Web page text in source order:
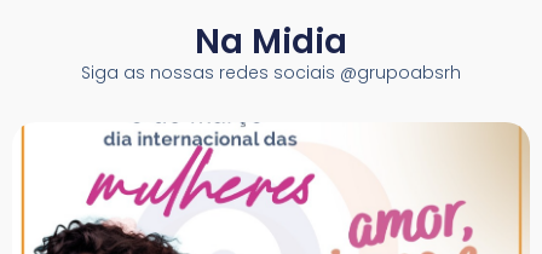
Na Midia
Siga as nossas redes sociais @grupoabsrh